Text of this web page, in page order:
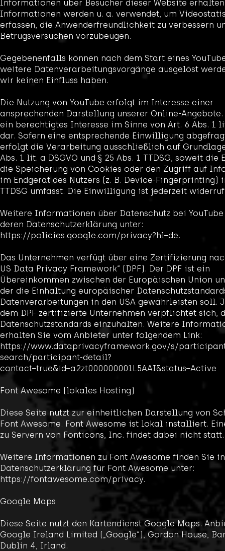
Informationen über Besucher dieser Website
Informationen werden u. a. verwendet, um
erfassen, die Anwenderfreundlichkeit zu verbessern
Betrugsversuchen vorzubeugen.
Gegebenenfalls können nach dem Start eines
weitere Datenverarbeitungsvorgänge ausgelöst
wir keinen Einfluss haben.
Die Nutzung von YouTube erfolgt im Interesse einer
ansprechenden Darstellung unserer Online-
ein berechtigtes Interesse im Sinne von Art. 6 Abs. 1
dar. Sofern eine entsprechende Einwilligung
erfolgt die Verarbeitung ausschließlich auf
Abs. 1 lit. a DSGVO und § 25 Abs. 1 TTDSG, soweit
die Speicherung von Cookies oder den Zugriff auf
im Endgerät des Nutzers (z. B. Device-Fingerprinting)
TTDSG umfasst. Die Einwilligung ist jederzeit
Weitere Informationen über Datenschutz bei
deren Datenschutzerklärung unter:
https://policies.google.com/privacy?hl=de.
Das Unternehmen verfügt über eine Zertifizierung
US Data Privacy Framework“ (DPF). Der DPF ist ein
Übereinkommen zwischen der Europäischen Union
der die Einhaltung europäischer
Datenverarbeitungen in den USA gewährleisten soll.
dem DPF zertifizierte Unternehmen verpflichtet sich,
Datenschutzstandards einzuhalten. Weitere
erhalten Sie vom Anbieter unter folgendem Link:
https://www.dataprivacyframework.gov/s/
search/participant-detail?
contact=true&id=a2zt000000001L5AAI&status=Active
Font Awesome (lokales Hosting)
Diese Seite nutzt zur einheitlichen Darstellung von
Font Awesome. Font Awesome ist lokal installiert.
zu Servern von Fonticons, Inc. findet dabei nicht statt.
Weitere Informationen zu Font Awesome finden Sie
Datenschutzerklärung für Font Awesome unter:
https://fontawesome.com/privacy.
Google Maps
Diese Seite nutzt den Kartendienst Google Maps.
Google Ireland Limited („Google“), Gordon House,
Dublin 4, Irland.